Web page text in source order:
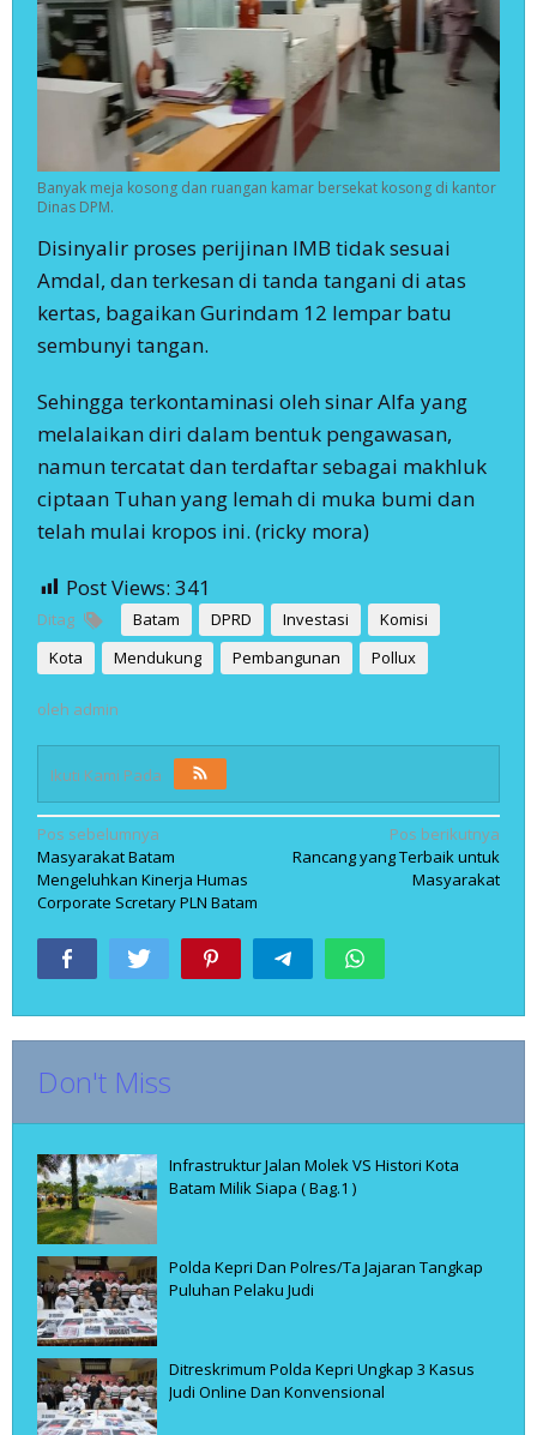
Banyak meja kosong dan ruangan kamar bersekat kosong di kantor
Dinas DPM.
Disinyalir proses perijinan IMB tidak sesuai
Amdal, dan terkesan di tanda tangani di atas
kertas, bagaikan Gurindam 12 lempar batu
sembunyi tangan.
Sehingga terkontaminasi oleh sinar Alfa yang
melalaikan diri dalam bentuk pengawasan,
namun tercatat dan terdaftar sebagai makhluk
ciptaan Tuhan yang lemah di muka bumi dan
telah mulai kropos ini. (ricky mora)
Post Views: 341
Ditag Batam DPRD Investasi
Komisi
Kota
Mendukung Pembangunan Pollux
oleh admin
Ikuti Kami Pada
Navigasi
pos
Pos sebelumnya
Masyarakat Batam
Mengeluhkan Kinerja Humas
Corporate Scretary PLN Batam
Pos berikutnya
Rancang yang Terbaik untuk
Masyarakat
Don't Miss
Infrastruktur Jalan Molek VS Histori Kota
Batam Milik Siapa ( Bag.1 )
Polda Kepri Dan Polres/Ta Jajaran Tangkap
Puluhan Pelaku Judi
Ditreskrimum Polda Kepri Ungkap 3 Kasus
Judi Online Dan Konvensional